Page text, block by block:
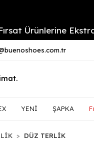
Ürünlerine Ekstra
YENİ ŞAPKA
DÜZ TERLİK